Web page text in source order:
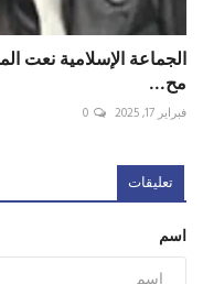
الجماعة الإسلامية
مح...
فبراير 17, 2025 0
تعليقات
اسم